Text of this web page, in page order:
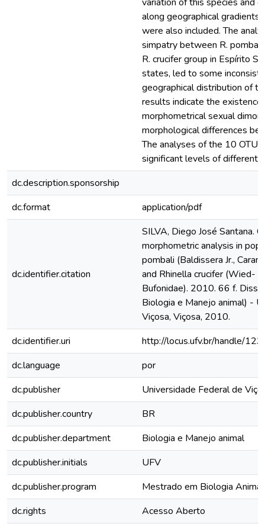
along geographical
were also included. The
simpatry between R.
R. crucifer group in Espírito
states, led to some
geographical distribution of
results indicate the
morphometrical sexual
morphological differences
The analyses of the 10
significant levels of
dc.description.sponsorship
dc.format
application/pdf
dc.identifier.citation
SILVA, Diego José Santana.
morphometric analysis in
pombali (Baldissera Jr.,
and Rhinella crucifer (Wied-
Bufonidae). 2010. 66 f.
Biologia e Manejo animal) -
Viçosa, Viçosa, 2010.
dc.identifier.uri
http://locus.ufv.br/handle/
dc.language
por
dc.publisher
Universidade Federal de
dc.publisher.country
BR
dc.publisher.department
Biologia e Manejo animal
dc.publisher.initials
UFV
dc.publisher.program
Mestrado em Biologia Animal
dc.rights
Acesso Aberto